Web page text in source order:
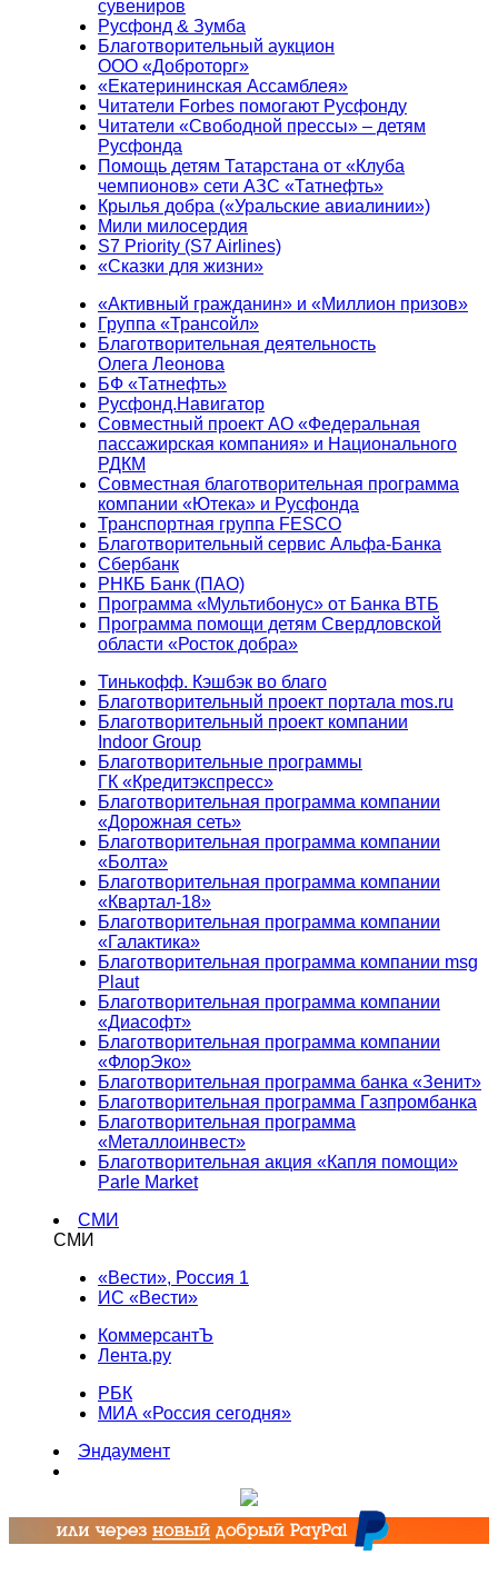
сувениров
Русфонд & Зумба
Благотворительный аукцион
ООО «Доброторг»
«Екатерининская Ассамблея»
Читатели Forbes помогают Русфонду
Читатели «Свободной прессы» – детям
Русфонда
Помощь детям Татарстана от «Клуба
чемпионов» сети АЗС «Татнефть»
Крылья добра («Уральские авиалинии»)
Мили милосердия
S7 Priority (S7 Airlines)
«Сказки для жизни»
«Активный гражданин» и «Миллион призов»
Группа «Трансойл»
Благотворительная деятельность
Олега Леонова
БФ «Татнефть»
Русфонд.Навигатор
Совместный проект АО «Федеральная
пассажирская компания» и Национального
РДКМ
Совместная благотворительная программа
компании «Ютека» и Русфонда
Транспортная группа FESCO
Благотворительный сервис Альфа-Банка
Сбербанк
РНКБ Банк (ПАО)
Программа «Мультибонус» от Банка ВТБ
Программа помощи детям Свердловской
области «Росток добра»
Тинькофф. Кэшбэк во благо
Благотворительный проект портала mos.ru
Благотворительный проект компании
Indoor Group
Благотворительные программы
ГК «Кредитэкспресс»
Благотворительная программа компании
«Дорожная сеть»
Благотворительная программа компании
«Болта»
Благотворительная программа компании
«Квартал-18»
Благотворительная программа компании
«Галактика»
Благотворительная программа компании msg
Plaut
Благотворительная программа компании
«Диасофт»
Благотворительная программа компании
«ФлорЭко»
Благотворительная программа банка «Зенит»
Благотворительная программа Газпромбанка
Благотворительная программа
«Металлоинвест»
Благотворительная акция «Капля помощи»
Parle Market
СМИ
СМИ
«Вести», Россия 1
ИС «Вести»
КоммерсантЪ
Лента.ру
РБК
МИА «Россия сегодня»
Эндаумент